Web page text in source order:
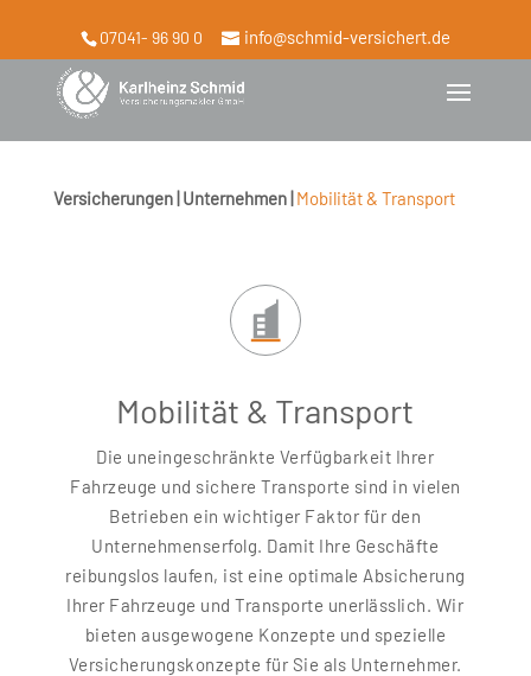
07041- 96 90 0 info@schmid-versichert.de
Versicherungen | Unternehmen |Mobilität & Transport
Mobilität & Transport
Die uneingeschränkte Verfügbarkeit Ihrer
Fahrzeuge und sichere Transporte sind in vielen
Betrieben ein wichtiger Faktor für den
Unternehmenserfolg. Damit Ihre Geschäfte
reibungslos laufen, ist eine optimale Absicherung
Ihrer Fahrzeuge und Transporte unerlässlich. Wir
bieten ausgewogene Konzepte und spezielle
Versicherungskonzepte für Sie als Unternehmer.